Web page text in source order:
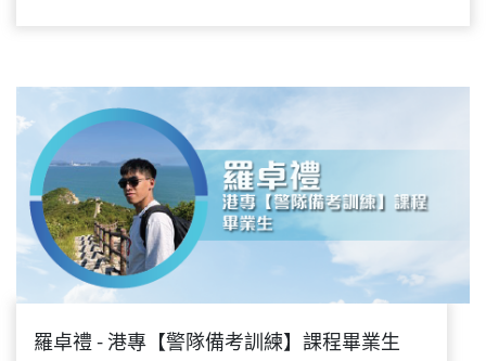
羅卓禮 - 港專【警隊備考訓練】課程畢業生